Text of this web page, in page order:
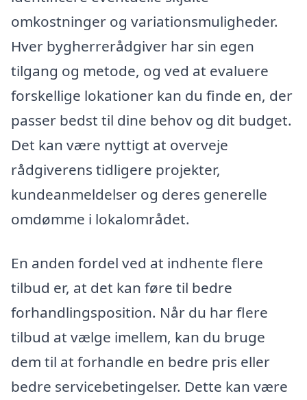
omkostninger og variationsmuligheder.
Hver bygherrerådgiver har sin egen
tilgang og metode, og ved at evaluere
forskellige lokationer kan du finde en, der
passer bedst til dine behov og dit budget.
Det kan være nyttigt at overveje
rådgiverens tidligere projekter,
kundeanmeldelser og deres generelle
omdømme i lokalområdet.
En anden fordel ved at indhente flere
tilbud er, at det kan føre til bedre
forhandlingsposition. Når du har flere
tilbud at vælge imellem, kan du bruge
dem til at forhandle en bedre pris eller
bedre servicebetingelser. Dette kan være